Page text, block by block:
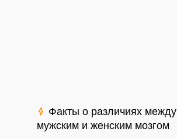
Факты о различиях между
мужским и женским мозгом